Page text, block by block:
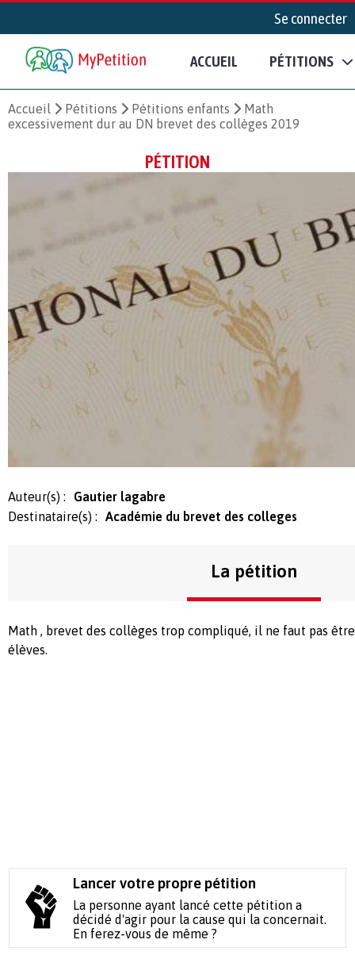
Se connecter
ACCUEIL PÉTITIONS
Accueil Pétitions Pétitions enfants
Math
excessivement dur au DN brevet des collèges 2019
PÉTITION
Auteur(s) :
Gautier lagabre
Destinataire(s) :
Académie du brevet des colleges
La pétition
Math , brevet des collèges trop compliqué, il ne faut pas
élèves.
Lancer votre propre pétition
La personne ayant lancé cette pétition a
décidé d'agir pour la cause qui la concernait.
En ferez-vous de même ?